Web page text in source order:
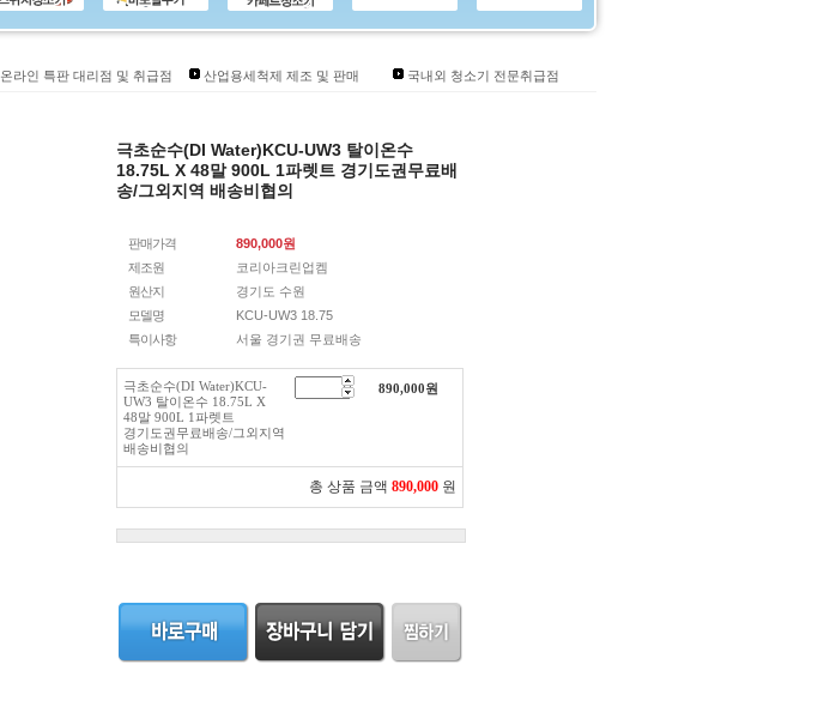
온라인 특판 대리점 및 취급점 산업용세척제 제조 및 판매 국내외 청소기 전문취급점
극초순수(DI Water)KCU-UW3 탈이온수
18.75L X 48말 900L 1파렛트 경기도권무료배
송/그외지역 배송비협의
판매가격 890,000원
제조원
코리아크린업켐
원산지
경기도 수원
모델명
KCU-UW3 18.75
특이사항
서울 경기권 무료배송
극초순수(DI Water)KCU-
UW3 탈이온수 18.75L X
48말 900L 1파렛트
경기도권무료배송/그외지역
배송비협의
890,000원
총 상품 금액 890,000 원